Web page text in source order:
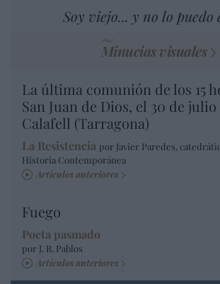
Soy viejo... y no lo
Minucias visuales
La última comunión de los 15
San Juan de Dios, el 30 de julio
Calafell (Tarragona)
La Resistencia por Javier Paredes,
Historia Contemporánea
Artículos anteriores
Fuego
Poeta pasmado
por J. R. Pablos
Artículos anteriores